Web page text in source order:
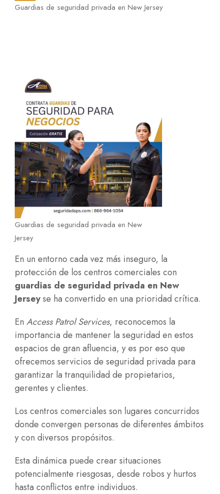
Guardias de seguridad privada en New Jersey
Guardias de seguridad privada en New
Jersey
En un entorno cada vez más inseguro, la
protección de los centros comerciales con
guardias de seguridad privada en New
Jerseyse ha convertido en una prioridad crítica.
En Access Patrol Services, reconocemos la
importancia de mantener la seguridad en estos
espacios de gran afluencia, y es por eso que
ofrecemos servicios de seguridad privada para
garantizar la tranquilidad de propietarios,
gerentes y clientes.
Los centros comerciales son lugares concurridos
donde convergen personas de diferentes ámbitos
y con diversos propósitos.
Esta dinámica puede crear situaciones
potencialmente riesgosas, desde robos y hurtos
hasta conflictos entre individuos.